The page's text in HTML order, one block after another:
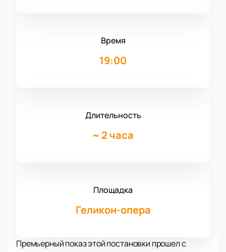
Время
19:00
Длительность
~ 2 часа
Площадка
Геликон-опера
Премьерный показ этой постановки прошел с